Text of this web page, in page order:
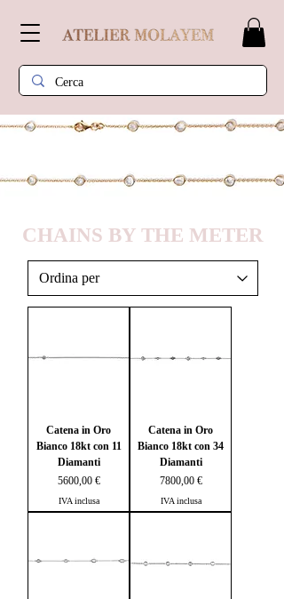
CHAINS BY THE METER
Catena in Oro
Bianco 18kt con 11
Diamanti
Prezzo
5600,00 €
IVA inclusa
Catena in Oro
Bianco 18kt con 34
Diamanti
Prezzo
7800,00 €
IVA inclusa